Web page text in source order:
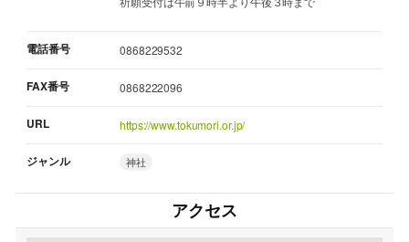
電話番号 0868229532
FAX番号 0868222096
URL https://www.tokumori.or.jp/
ジャンル 神社
アクセス